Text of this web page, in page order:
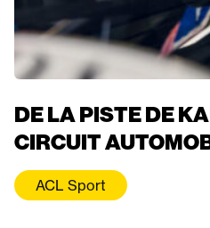
DE LA PISTE DE
CIRCUIT
ACL Sport